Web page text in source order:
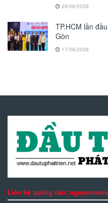
20/06/2026
TP.HCM lần
Gòn
17/06/2026
Liên hệ quảng cáo: